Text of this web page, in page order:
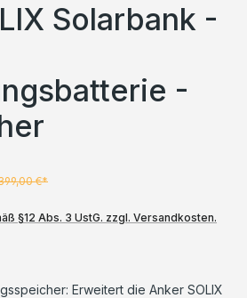
Solarbank -
-
€*
§12 Abs. 3 UstG. zzgl. Versandkosten.
Erweitert die Anker SOLIX